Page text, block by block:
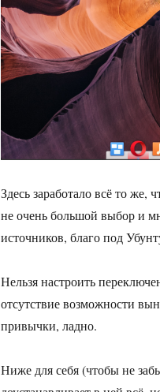
Здесь заработало всё то
не очень большой выбор и
источников, благо под
Нельзя настроить
отсутствие возможности
привычки, ладно.
Ниже для себя (чтобы не